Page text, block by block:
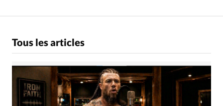
Tous les articles